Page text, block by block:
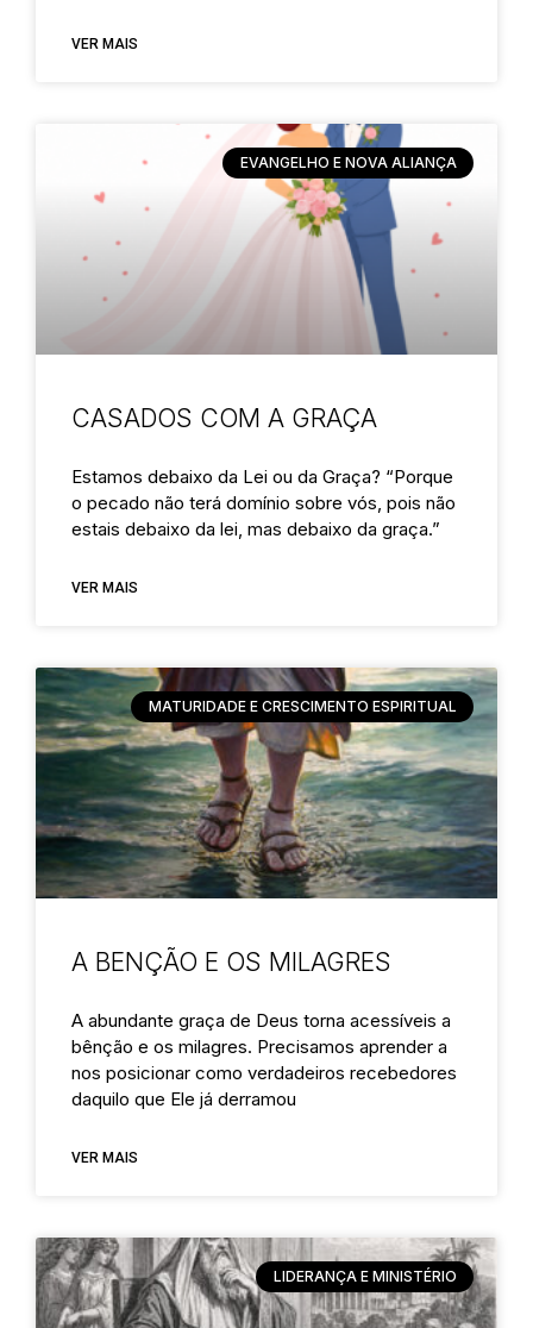
VER MAIS
EVANGELHO E NOVA ALIANÇA
CASADOS COM A GRAÇA
Estamos debaixo da Lei ou da Graça? “Porque
o pecado não terá domínio sobre vós, pois não
estais debaixo da lei, mas debaixo da graça.”
VER MAIS
MATURIDADE E CRESCIMENTO ESPIRITUAL
A BENÇÃO E OS MILAGRES
A abundante graça de Deus torna acessíveis a
bênção e os milagres. Precisamos aprender a
nos posicionar como verdadeiros recebedores
daquilo que Ele já derramou
VER MAIS
LIDERANÇA E MINISTÉRIO